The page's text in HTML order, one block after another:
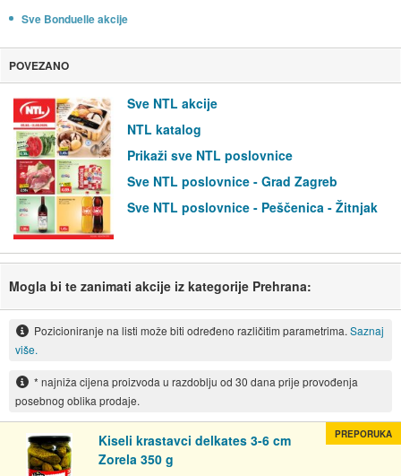
Sve Bonduelle akcije
POVEZANO
Sve NTL akcije
NTL katalog
Prikaži sve NTL poslovnice
Sve NTL poslovnice - Grad Zagreb
Sve NTL poslovnice - Peščenica - Žitnjak
Mogla bi te zanimati akcije iz kategorije Prehrana:
Pozicioniranje na listi može biti određeno različitim parametrima. Saznaj
više.
* najniža cijena proizvoda u razdoblju od 30 dana prije provođenja
posebnog oblika prodaje.
Kiseli krastavci delkates 3-6 cm
Zorela 350 g
PREPORUKA